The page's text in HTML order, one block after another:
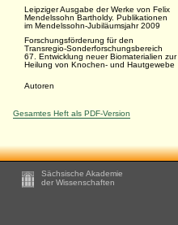
Leipziger Ausgabe der Werke von Felix
Mendelssohn Bartholdy. Publikationen
im Mendelssohn-Jubiläumsjahr 2009
Forschungsförderung für den
Transregio-Sonderforschungsbereich
67. Entwicklung neuer Biomaterialien zur
Heilung von Knochen- und Hautgewebe
Autoren
Gesamtes Heft als PDF-Version
Footer
Sächsische Akademie
der Wissenschaften